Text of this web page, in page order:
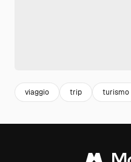
viaggio trip turismo